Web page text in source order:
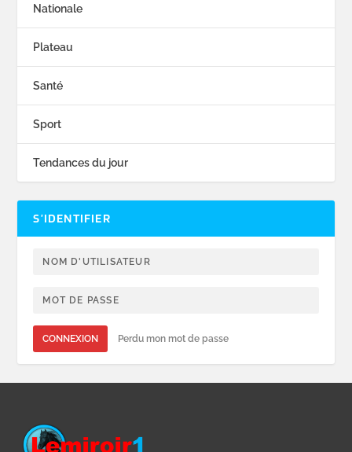
Nationale
Plateau
Santé
Sport
Tendances du jour
S’IDENTIFIER
CONNEXION Perdu mon mot de passe